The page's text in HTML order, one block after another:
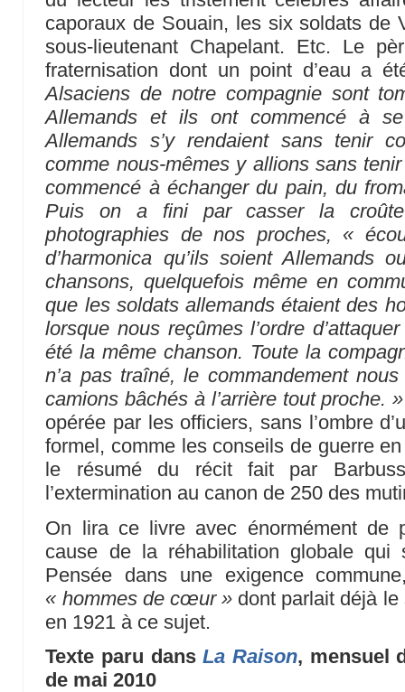
caporaux de Souain, les six soldats de
sous-lieutenant Chapelant. Etc. Le
fraternisation dont un point d’eau a
Alsaciens de notre compagnie sont
Allemands et ils ont commencé à
Allemands s’y rendaient sans tenir
comme nous-mêmes y allions sans
commencé à échanger du pain, du
Puis on a fini par casser la croûte
photographies de nos proches, «
d’harmonica qu’ils soient Allemands
chansons, quelquefois même en
que les soldats allemands étaient des
lorsque nous reçûmes l’ordre
été la même chanson. Toute la
n’a pas traîné, le commandement
camions bâchés à l’arrière tout proche. »
opérée par les officiers, sans l’ombre
formel, comme les conseils de guerre
le résumé du récit fait par
l’extermination au canon de 250 des
On lira ce livre avec énormément de
cause de la réhabilitation globale qui
Pensée dans une exigence
« hommes de cœur » dont parlait déjà
en 1921 à ce sujet.
Texte paru dansLa Raison, mensuel
de mai 2010